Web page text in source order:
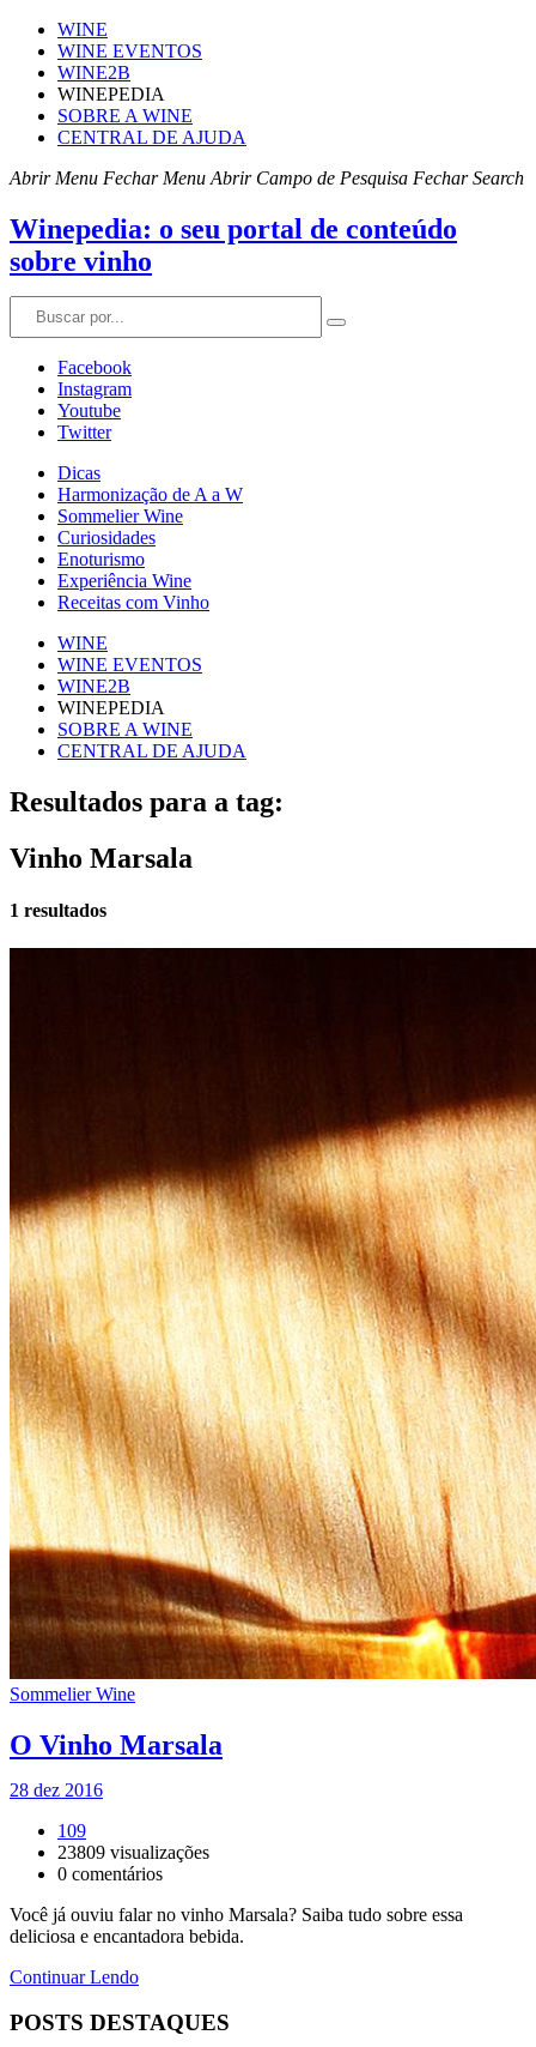
WINE
WINE EVENTOS
WINE2B
WINEPEDIA
SOBRE A WINE
CENTRAL DE AJUDA
Abrir Menu Fechar Menu Abrir Campo de Pesquisa Fechar Search
Winepedia: o seu portal de conteúdo
sobre vinho
Facebook
Instagram
Youtube
Twitter
Dicas
Harmonização de A a W
Sommelier Wine
Curiosidades
Enoturismo
Experiência Wine
Receitas com Vinho
WINE
WINE EVENTOS
WINE2B
WINEPEDIA
SOBRE A WINE
CENTRAL DE AJUDA
Resultados para a tag:
Vinho Marsala
1 resultados
Sommelier Wine
O Vinho Marsala
28 dez 2016
109
23809 visualizações
0 comentários
Você já ouviu falar no vinho Marsala? Saiba tudo sobre essa
deliciosa e encantadora bebida.
Continuar Lendo
POSTS DESTAQUES